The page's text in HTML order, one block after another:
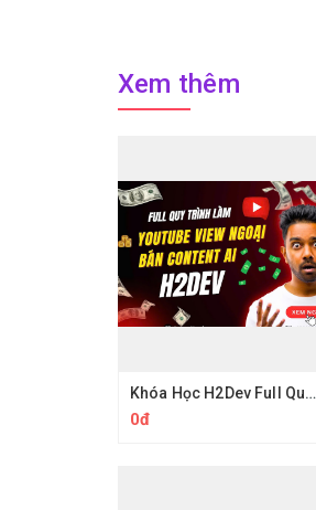
Xem thêm
Khóa Học H2Dev Full Quy Trình Thực Chiến Và Key Làm Youtube View Ngoại
0đ